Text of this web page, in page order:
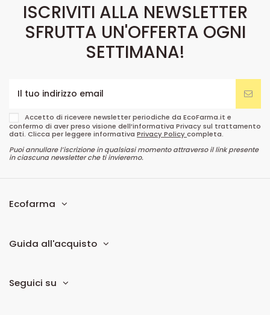
ISCRIVITI ALLA NEWSLETTER
SFRUTTA UN'OFFERTA OGNI
SETTIMANA!
Accetto di ricevere newsletter periodiche da EcoFarma.it e
confermo di aver preso visione dell’informativa Privacy sul trattamento
dati. Clicca per leggere informativa Privacy Policycompleta.
Puoi annullare l’iscrizione in qualsiasi momento attraverso il link presente
in ciascuna newsletter che ti invieremo.
Ecofarma
Guida all'acquisto
Seguici su